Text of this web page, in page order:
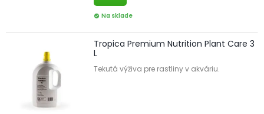
check_circle Na sklade
Tropica Premium Nutrition Plant Care 3
L
Tekutá výživa pre rastliny v akváriu.